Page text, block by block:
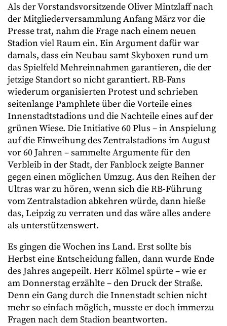
Als der Vorstandsvorsitzende Oliver Mintzlaff nach
der Mitgliederversammlung Anfang März vor die
Presse trat, nahm die Frage nach einem neuen
Stadion viel Raum ein. Ein Argument dafür war
damals, dass ein Neubau samt Skyboxen rund um
das Spielfeld Mehreinnahmen garantieren, die der
jetzige Standort so nicht garantiert. RB-Fans
wiederum organisierten Protest und schrieben
seitenlange Pamphlete über die Vorteile eines
Innenstadtstadions und die Nachteile eines auf der
grünen Wiese. Die Initiative 60 Plus – in Anspielung
auf die Einweihung des Zentralstadions im August
vor 60 Jahren – sammelte Argumente für den
Verbleib in der Stadt, der Fanblock zeigte Banner
gegen einen möglichen Umzug. Aus den Reihen der
Ultras war zu hören, wenn sich die RB-Führung
vom Zentralstadion abkehren würde, dann hieße
das, Leipzig zu verraten und das wäre alles andere
als unterstützenswert.
Es gingen die Wochen ins Land. Erst sollte bis
Herbst eine Entscheidung fallen, dann wurde Ende
des Jahres angepeilt. Herr Kölmel spürte – wie er
am Donnerstag erzählte – den Druck der Straße.
Denn ein Gang durch die Innenstadt schien nicht
mehr so einfach möglich, musste er doch immerzu
Fragen nach dem Stadion beantworten.